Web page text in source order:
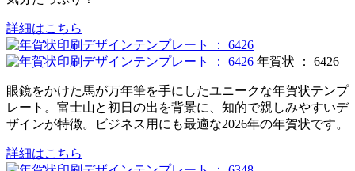
詳細はこちら
年賀状 ： 6426
眼鏡をかけた馬が万年筆を手にしたユニークな年賀状テンプ
レート。富士山と初日の出を背景に、知的で親しみやすいデ
ザインが特徴。ビジネス用にも最適な2026年の年賀状です。
詳細はこちら